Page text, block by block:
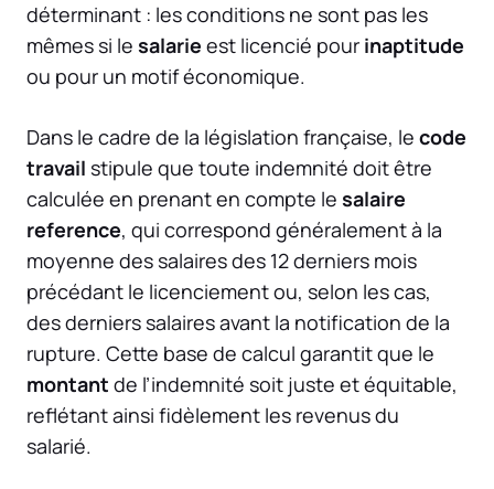
déterminant : les conditions ne sont pas les
mêmes si le salarie est licencié pour inaptitude
ou pour un motif économique.
Dans le cadre de la législation française, le code
travail stipule que toute indemnité doit être
calculée en prenant en compte le salaire
reference, qui correspond généralement à la
moyenne des salaires des 12 derniers mois
précédant le licenciement ou, selon les cas,
des derniers salaires avant la notification de la
rupture. Cette base de calcul garantit que le
montant de l’indemnité soit juste et équitable,
reflétant ainsi fidèlement les revenus du
salarié.